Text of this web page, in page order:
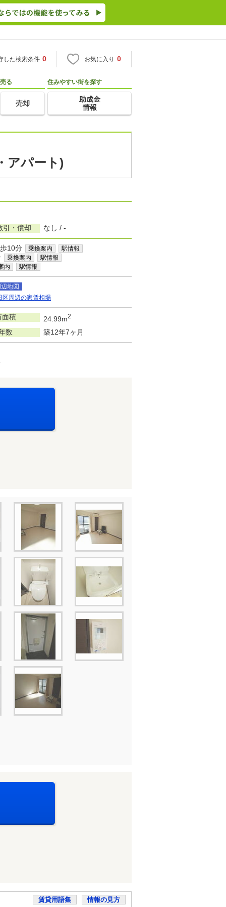
した検索条件 0 お気に入り 0
売る
売却
住みやすい街を探す
助成金
情報
アパート)
引・償却 なし / -
10分 乗換案内 駅情報
乗換案内 駅情報
内 駅情報
辺地図
区周辺の家賃相場
面積 24.99m2
数 築12年7ヶ月
賃貸用語集 情報の見方